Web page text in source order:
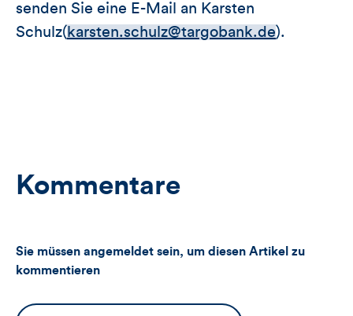
senden Sie eine E-Mail an Karsten
Schulz( karsten.schulz@targobank.de).
Kommentare
Sie müssen angemeldet sein, um diesen Artikel zu
kommentieren